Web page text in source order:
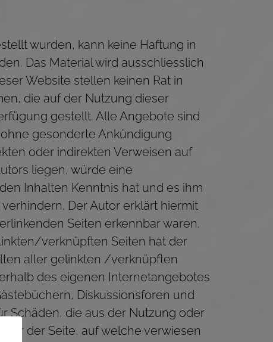
wurden, kann keine Haftung in
Das Material wird ausschliesslich
Website stellen keinen Rat in
die auf der Nutzung dieser
gestellt. Alle Angebote sind
gesonderte Ankündigung
oder indirekten Verweisen auf
liegen, würde eine
Inhalten Kenntnis hat und es ihm
Der Autor erklärt hiermit
Seiten erkennbar waren.
verknüpften Seiten hat der
aller gelinkten /verknüpften
des eigenen Internetangebotes
Diskussionsforen und
Schäden, die aus der Nutzung oder
der Seite, auf welche verwiesen